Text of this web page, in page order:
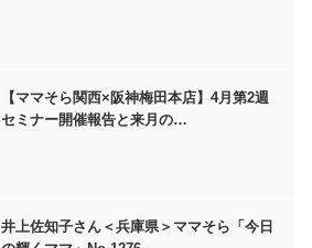
【ママそら関西×阪神梅田本店】4月第2週
セミナー開催報告と来月の…
井上佐知子さん＜兵庫県＞ママそら「今日